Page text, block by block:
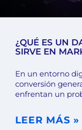
¿QUÉ ES UN
SIRVE EN
En un entorno
conversión
enfrentan un
LEER MÁS »